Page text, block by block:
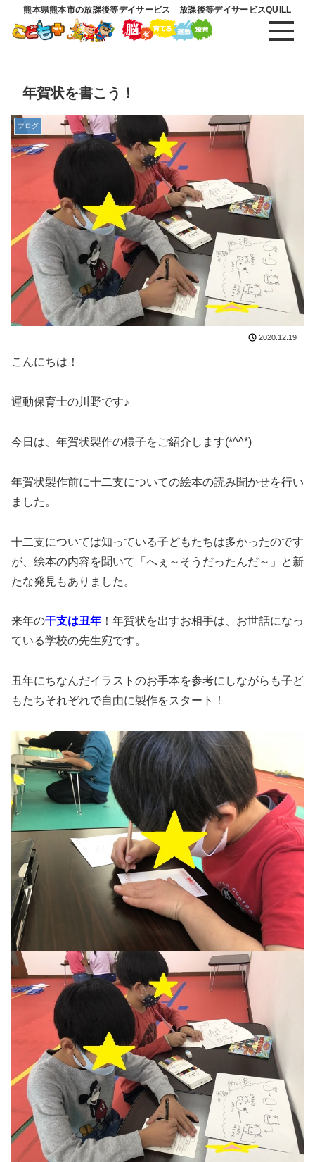
熊本県熊本市の放課後等デイサービス 放課後等デイサービスQUILL
年賀状を書こう！
ブログ
2020.12.19
こんにちは！
運動保育士の川野です♪
今日は、年賀状製作の様子をご紹介します(*^^*)
年賀状製作前に十二支についての絵本の読み聞かせを行い
ました。
十二支については知っている子どもたちは多かったのです
が、絵本の内容を聞いて「へぇ～そうだったんだ～」と新
たな発見もありました。
来年の干支は丑年 ！年賀状を出すお相手は、お世話になっ
ている学校の先生宛です。
丑年にちなんだイラストのお手本を参考にしながらも子ど
もたちそれぞれで自由に製作をスタート！